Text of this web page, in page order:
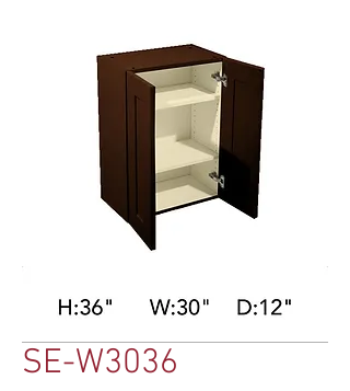
SE-W3036